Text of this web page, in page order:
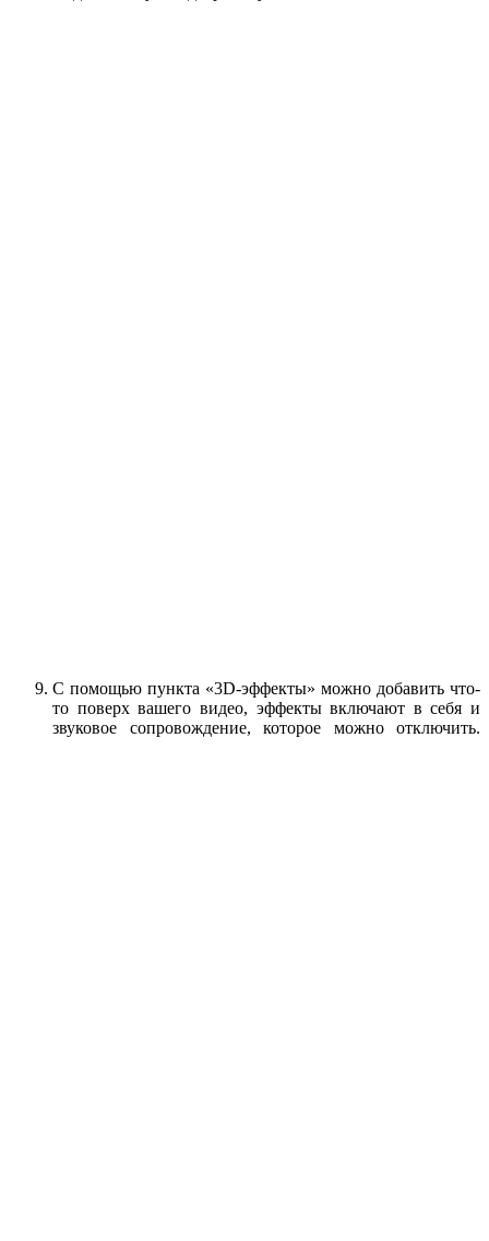
С помощью пункта «3D-эффекты» можно добавить что-
то поверх вашего видео, эффекты включают в себя и
звуковое сопровождение, которое можно отключить.